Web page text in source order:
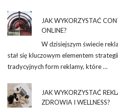
JAK WYKORZYSTAĆ
ONLINE?
W dzisiejszym świecie
stał się kluczowym elementem
tradycyjnych form reklamy, które …
JAK WYKORZYSTAĆ
ZDROWIA I WELLNESS?